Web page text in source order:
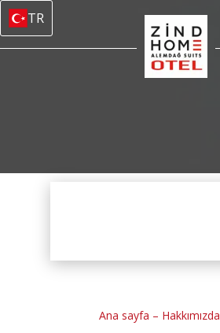
TR
Ana sayfa – Hakkımızda